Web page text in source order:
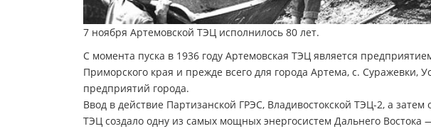
7 ноября Артемовской ТЭЦ исполнилось 80 лет.
С момента пуска в 1936 году Артемовская ТЭЦ является
Приморского края и прежде всего для города Артема, с. Суражевки,
предприятий города.
Ввод в действие Партизанской ГРЭС, Владивостокской ТЭЦ-2, а
ТЭЦ создало одну из самых мощных энергосистем Дальнего